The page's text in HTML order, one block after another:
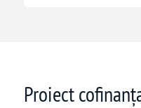
Proiect